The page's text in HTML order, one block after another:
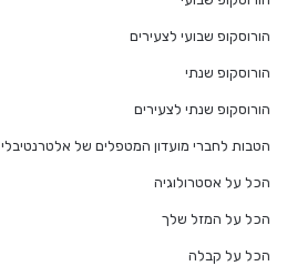
הורוסקופ שבועי לצעירים
הורוסקופ שנתי
הורוסקופ שנתי לצעירים
הטבות לחברי מועדון המטפלים של אלטרנטיבלי
הכל על אסטרולוגיה
הכל על המזל שלך
הכל על קבלה